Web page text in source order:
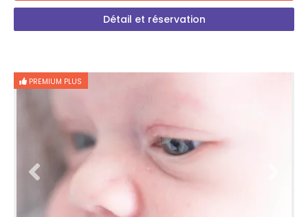
Détail et réservation
PREMIUM PLUS